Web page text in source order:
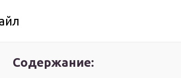
Содержание: